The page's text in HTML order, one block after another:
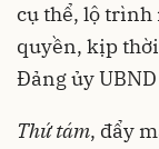
cụ thể, lộ trình
quyền, kịp
Đảng ủy
Thứ tám, đẩy